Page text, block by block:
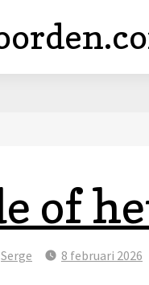
of
Author
Serge
Posted
8 februari 2026